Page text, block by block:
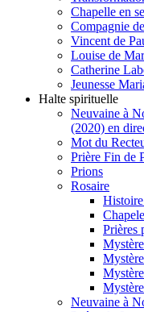
Chapelle en
Compagnie
Vincent de
Louise de
Catherine
Jeunesse
Halte spirituelle
Neuvaine à
(2020) en
Mot du
Prière Fin de
Prions
Rosaire
Prières
Neuvaine à